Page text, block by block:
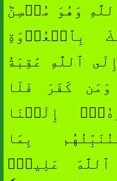
وَهُوَ مُحۡسِنٞ
بِٱلۡعُرۡوَةِ
ٱللَّهِ عَٰقِبَةُ
(22) وَمَن كَفَرَ فَلَا
إِلَيۡنَا
بِمَا
عَلِيمُۢ